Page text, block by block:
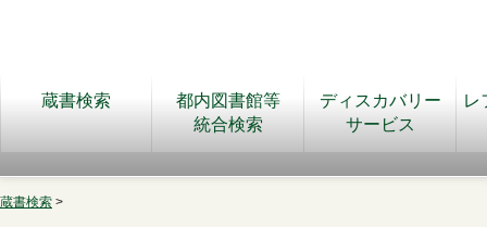
蔵書検索
都内図書館等
統合検索
ディスカバリー
サービス
レ
蔵書検索 >